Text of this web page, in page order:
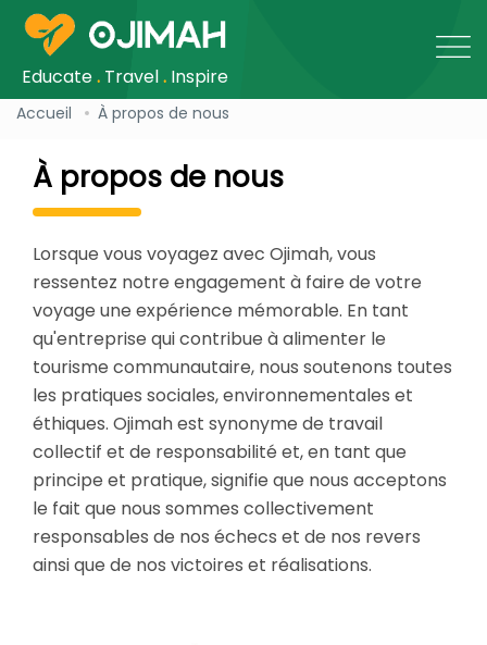
Educate. Travel. Inspire
Accueil À propos de nous
À propos de nous
Lorsque vous voyagez avec Ojimah, vous
ressentez notre engagement à faire de votre
voyage une expérience mémorable. En tant
qu'entreprise qui contribue à alimenter le
tourisme communautaire, nous soutenons toutes
les pratiques sociales, environnementales et
éthiques. Ojimah est synonyme de travail
collectif et de responsabilité et, en tant que
principe et pratique, signifie que nous acceptons
le fait que nous sommes collectivement
responsables de nos échecs et de nos revers
ainsi que de nos victoires et réalisations.